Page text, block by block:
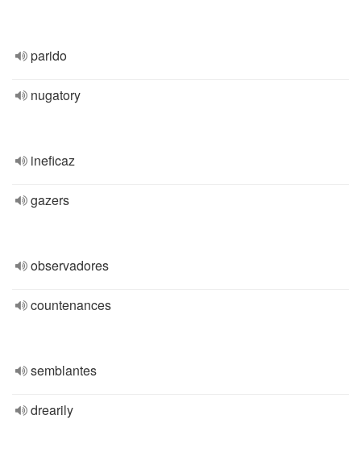
parido
nugatory
ineficaz
gazers
observadores
countenances
semblantes
drearily